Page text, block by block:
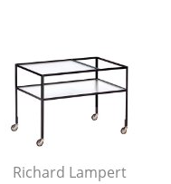
Richard Lampert